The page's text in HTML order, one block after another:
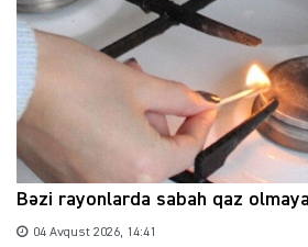
Bəzi rayonlarda sabah qaz
04 Avqust 2026, 14:41